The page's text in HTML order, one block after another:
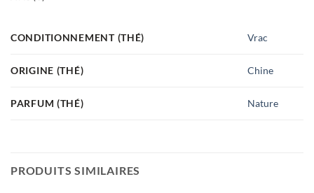
CONDITIONNEMENT (THÉ) Vrac
ORIGINE (THÉ) Chine
PARFUM (THÉ) Nature
PRODUITS SIMILAIRES